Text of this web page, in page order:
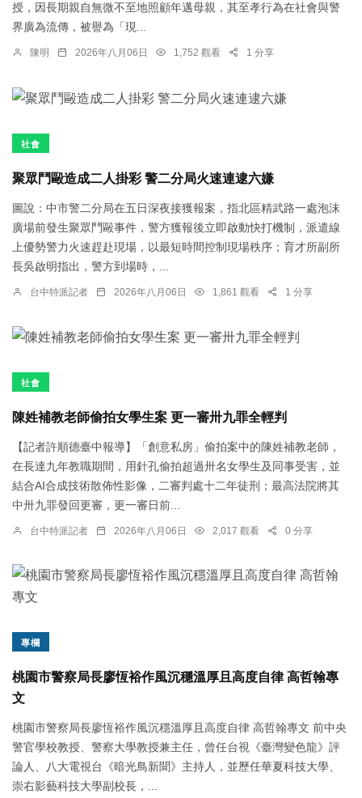
授，因長期親自無微不至地照顧年邁母親，其至孝行為在社會與警
界廣為流傳，被譽為「現...
陳明 2026年八月06日 1,752 觀看 1 分享
社會
聚眾鬥毆造成二人掛彩 警二分局火速連逮六嫌
圖說：中市警二分局在五日深夜接獲報案，指北區精武路一處泡沫
廣場前發生聚眾鬥毆事件，警方獲報後立即啟動快打機制，派遣線
上優勢警力火速趕赴現場，以最短時間控制現場秩序；育才所副所
長吳啟明指出，警方到場時，...
台中特派記者 2026年八月06日 1,861 觀看 1 分享
社會
陳姓補教老師偷拍女學生案 更一審卅九罪全輕判
【記者許順德臺中報導】「創意私房」偷拍案中的陳姓補教老師，
在長達九年教職期間，用針孔偷拍超過卅名女學生及同事受害，並
結合AI合成技術散佈性影像，二審判處十二年徒刑；最高法院將其
中卅九罪發回更審，更一審日前...
台中特派記者 2026年八月06日 2,017 觀看 0 分享
專欄
桃園市警察局長廖恆裕作風沉穩溫厚且高度自律 高哲翰專
文
桃園市警察局長廖恆裕作風沉穩溫厚且高度自律 高哲翰專文 前中央
警官學校教授、警察大學教授兼主任，曾任台視《臺灣變色龍》評
論人、八大電視台《暗光鳥新聞》主持人，並歷任華夏科技大學、
崇右影藝科技大學副校長，...